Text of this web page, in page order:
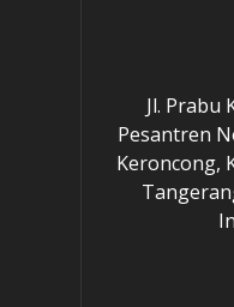
Jl. Prabu
Pesantren
Keroncong,